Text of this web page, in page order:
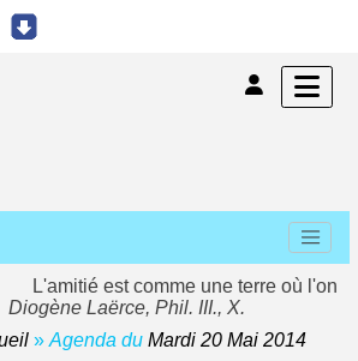
L'amitié est comme une terre où l'on
Diogène Laërce, Phil. III., X.
» Agenda du Mardi 20 Mai 2014